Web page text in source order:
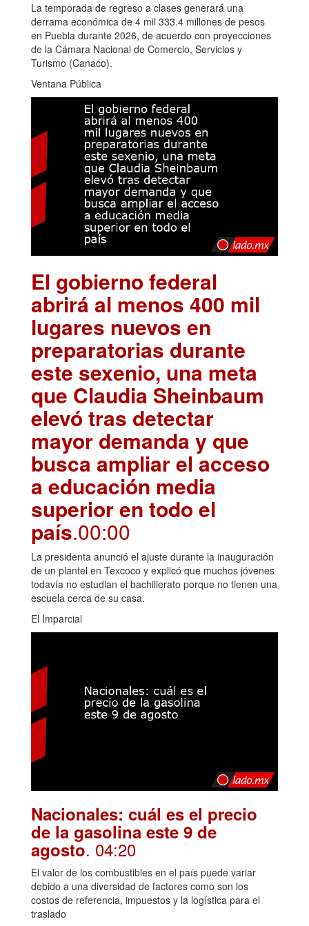
La temporada de regreso a clases generará una
derrama económica de 4 mil 333.4 millones de pesos
en Puebla durante 2026, de acuerdo con proyecciones
de la Cámara Nacional de Comercio, Servicios y
Turismo (Canaco).
Ventana Pública
El gobierno federal
abrirá al menos 400 mil
lugares nuevos en
preparatorias durante
este sexenio, una meta
que Claudia Sheinbaum
elevó tras detectar
mayor demanda y que
busca ampliar el acceso
a educación media
superior en todo el
país.00:00
La presidenta anunció el ajuste durante la inauguración
de un plantel en Texcoco y explicó que muchos jóvenes
todavía no estudian el bachillerato porque no tienen una
escuela cerca de su casa.
El Imparcial
Nacionales: cuál es el precio
de la gasolina este 9 de
agosto. 04:20
El valor de los combustibles en el país puede variar
debido a una diversidad de factores como son los
costos de referencia, impuestos y la logística para el
traslado